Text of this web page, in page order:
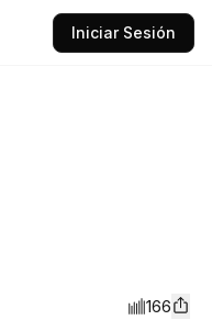
Iniciar Sesión
166